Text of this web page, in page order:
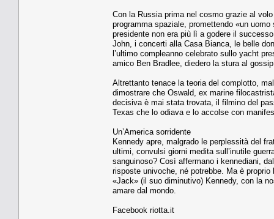
Con la Russia prima nel cosmo grazie al
programma spaziale, promettendo «un
presidente non era più lì a godere il
John, i concerti alla Casa Bianca, le belle
l’ultimo compleanno celebrato sullo yacht
amico Ben Bradlee, diedero la stura al
Altrettanto tenace la teoria del complotto,
dimostrare che Oswald, ex marine
decisiva è mai stata trovata, il filmino del
Texas che lo odiava e lo accolse con
Un’America sorridente
Kennedy apre, malgrado le perplessità del
ultimi, convulsi giorni medita sull’inutile
sanguinoso? Così affermano i kennediani,
risposte univoche, né potrebbe. Ma è
«Jack» (il suo diminutivo) Kennedy, con la
amare dal mondo.
Facebook riotta.it